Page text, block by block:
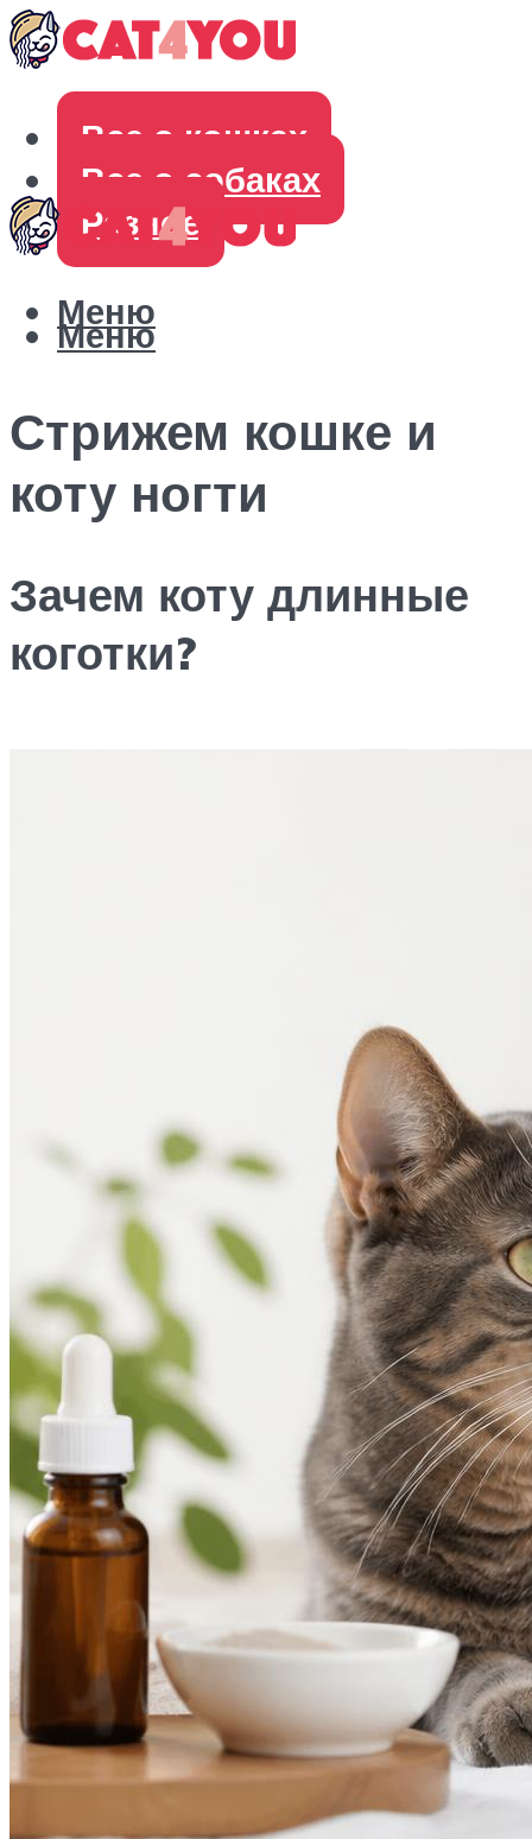
Все о кошках
Все о собаках
Разное
Меню
Меню
Стрижем кошке и
коту ногти
Зачем коту длинные
коготки?